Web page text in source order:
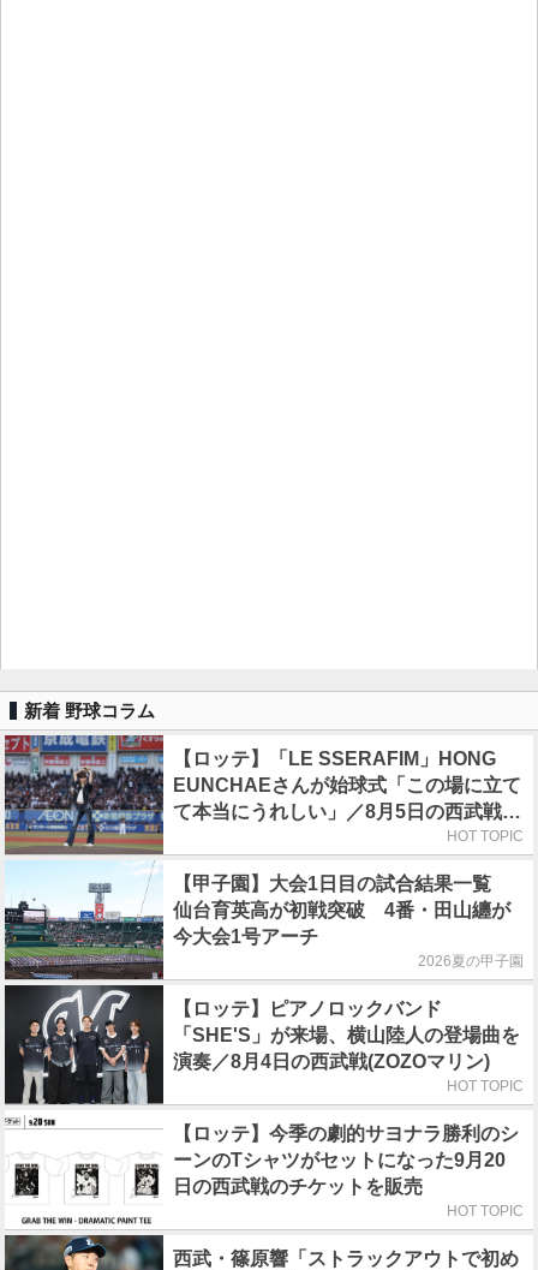
新着 野球コラム
【ロッテ】「LE SSERAFIM」HONG
EUNCHAEさんが始球式「この場に立て
て本当にうれしい」／8月5日の西武戦
HOT TOPIC
【甲子園】大会1日目の試合結果一覧
仙台育英高が初戦突破 4番・田山纏が
今大会1号アーチ
2026夏の甲子園
【ロッテ】ピアノロックバンド
「SHE'S」が来場、横山陸人の登場曲を
演奏／8月4日の西武戦(ZOZOマリン)
HOT TOPIC
【ロッテ】今季の劇的サヨナラ勝利のシ
ーンのTシャツがセットになった9月20
日の西武戦のチケットを販売
HOT TOPIC
西武・篠原響「ストラックアウトで初め